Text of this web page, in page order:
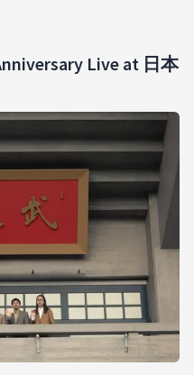
Live at 日本